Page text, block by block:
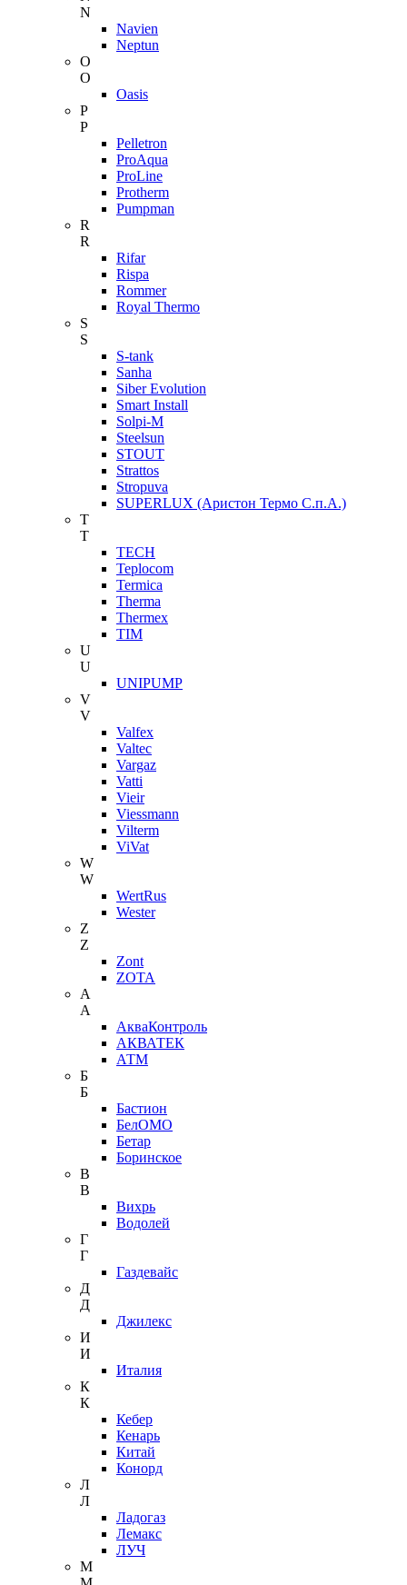
N
Navien
Neptun
O
O
Oasis
P
P
Pelletron
ProAqua
ProLine
Protherm
Pumpman
R
R
Rifar
Rispa
Rommer
Royal Thermo
S
S
S-tank
Sanha
Siber Evolution
Smart Install
Solpi-M
Steelsun
STOUT
Strattos
Stropuva
SUPERLUX (Аристон Термо С.п.А.)
T
T
TECH
Teplocom
Termica
Therma
Thermex
TIM
U
U
UNIPUMP
V
V
Valfex
Valtec
Vargaz
Vatti
Vieir
Viessmann
Vilterm
ViVat
W
W
WertRus
Wester
Z
Z
Zont
ZOTA
А
А
АкваКонтроль
АКВАТЕК
АТМ
Б
Б
Бастион
БелОМО
Бетар
Боринское
В
В
Вихрь
Водолей
Г
Г
Газдевайс
Д
Д
Джилекс
И
И
Италия
К
К
Кебер
Кенарь
Китай
Конорд
Л
Л
Ладогаз
Лемакс
ЛУЧ
М